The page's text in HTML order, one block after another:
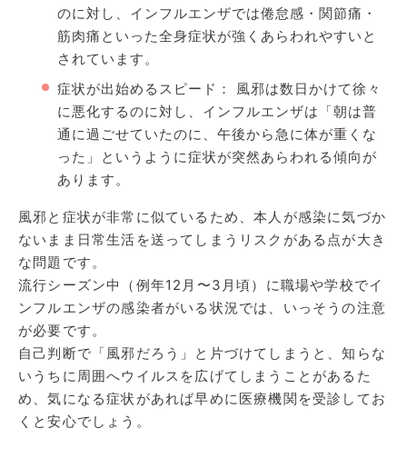
のに対し、インフルエンザでは倦怠感・関節痛・
筋肉痛といった全身症状が強くあらわれやすいと
されています。
症状が出始めるスピード： 風邪は数日かけて徐々
に悪化するのに対し、インフルエンザは「朝は普
通に過ごせていたのに、午後から急に体が重くな
った」というように症状が突然あらわれる傾向が
あります。
風邪と症状が非常に似ているため、本人が感染に気づか
ないまま日常生活を送ってしまうリスクがある点が大き
な問題です。
流行シーズン中（例年12月〜3月頃）に職場や学校でイ
ンフルエンザの感染者がいる状況では、いっそうの注意
が必要です。
自己判断で「風邪だろう」と片づけてしまうと、知らな
いうちに周囲へウイルスを広げてしまうことがあるた
め、気になる症状があれば早めに医療機関を受診してお
くと安心でしょう。